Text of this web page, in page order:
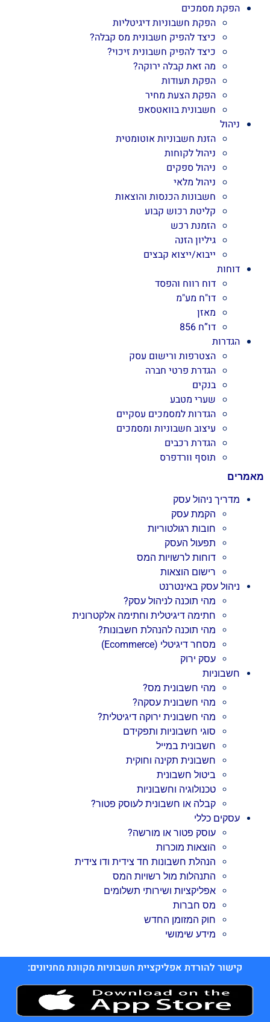
הפקת מסמכים
הפקת חשבוניות דיגיטליות
כיצד להפיק חשבונית מס קבלה?
כיצד להפיק חשבונית זיכוי?
מה זאת קבלה ירוקה?
הפקת תעודות
הפקת הצעת מחיר
חשבונית בוואטסאפ
ניהול
הזנת חשבוניות אוטומטית
ניהול לקוחות
ניהול ספקים
ניהול מלאי
חשבונות הכנסות והוצאות
קליטת רכוש קבוע
הזמנת רכש
גיליון הזנה
ייבוא/ייצוא קבצים
דוחות
דוח רווח והפסד
דו"ח מע"מ
מאזן
דו”ח 856
הגדרות
הצטרפות ורישום עסק
הגדרת פרטי חברה
בנקים
שערי מטבע
הגדרות למסמכים עסקיים
עיצוב חשבוניות ומסמכים
הגדרת רכבים
תוסף וורדפרס
מאמרים
מדריך ניהול עסק
הקמת עסק
חובות רגולטוריות
תפעול העסק
דוחות לרשויות המס
רישום הוצאות
ניהול עסק באינטרנט
מהי תוכנה לניהול עסק?
חתימה דיגיטלית וחתימה אלקטרונית
מהי תוכנה להנהלת חשבונות?
מסחר דיגיטלי (Ecommerce)
עסק ירוק
חשבוניות
מהי חשבונית מס?
מהי חשבונית עסקה?
מהי חשבונית ירוקה דיגיטלית?
סוגי חשבוניות ותפקידם
חשבונית במייל
חשבונית תקינה וחוקית
ביטול חשבונית
טכנולוגיה וחשבוניות
קבלה או חשבונית לעוסק פטור?
עסקים כללי
עוסק פטור או מורשה?
הוצאות מוכרות
הנהלת חשבונות חד צידית ודו צידית
התנהלות מול רשויות המס
אפליקציות ושירותי תשלומים
מס חברות
חוק המזומן החדש
מידע שימושי
קישור להורדת אפליקציית חשבוניות מקוונת מחניונים: